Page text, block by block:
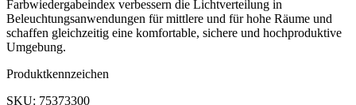
Farbwiedergabeindex verbessern die Lichtverteilung in
Beleuchtungsanwendungen für mittlere und für hohe Räume und
schaffen gleichzeitig eine komfortable, sichere und hochproduktive
Umgebung.
Produktkennzeichen
SKU: 75373300